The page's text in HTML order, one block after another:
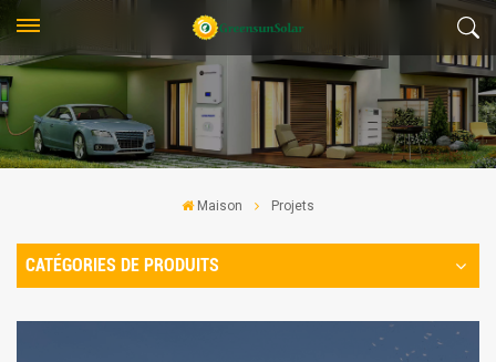
Maison Projets
CATÉGORIES DE PRODUITS